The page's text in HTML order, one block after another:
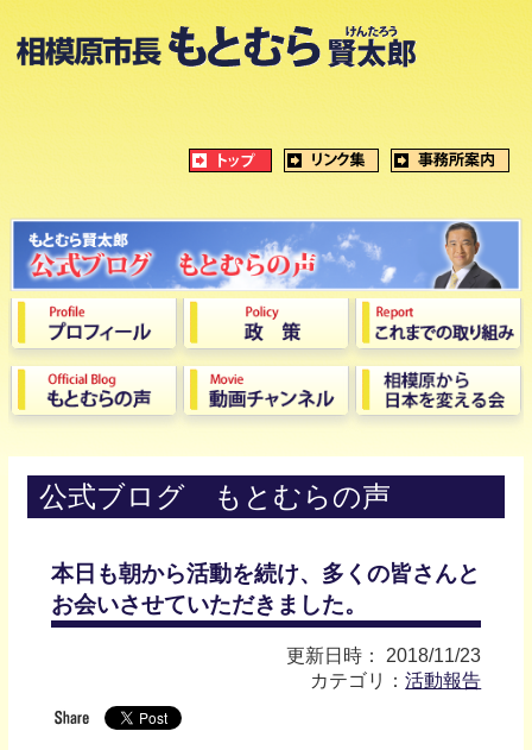
公式ブログ もとむらの声
本日も朝から活動を続け、多くの皆さんと
お会いさせていただきました。
更新日時： 2018/11/23
カテゴリ：活動報告